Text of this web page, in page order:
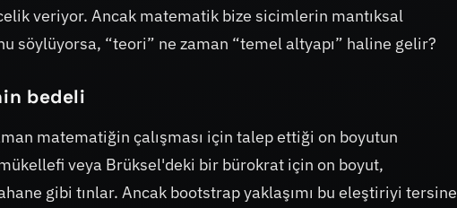
veriyor. Ancak matematik bize sicimlerin mantıksal
söylüyorsa, “teori” ne zaman “temel altyapı” haline gelir?
bedeli
matematiğin çalışması için talep ettiği on boyutun
veya Brüksel'deki bir bürokrat için on boyut,
gibi tınlar. Ancak bootstrap yaklaşımı bu eleştiriyi tersine